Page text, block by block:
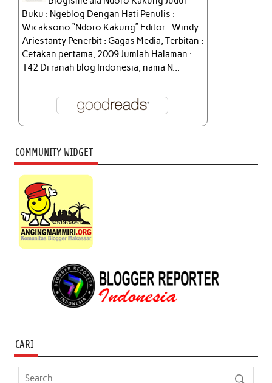
Buku : Ngeblog Dengan Hati Penulis :
Wicaksono “Ndoro Kakung” Editor : Windy
Ariestanty Penerbit : Gagas Media, Terbitan :
Cetakan pertama, 2009 Jumlah Halaman :
142 Di ranah blog Indonesia, nama N...
COMMUNITY WIDGET
CARI